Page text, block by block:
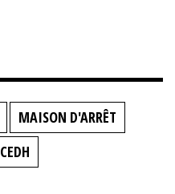
MAISON D'ARRÊT
CEDH